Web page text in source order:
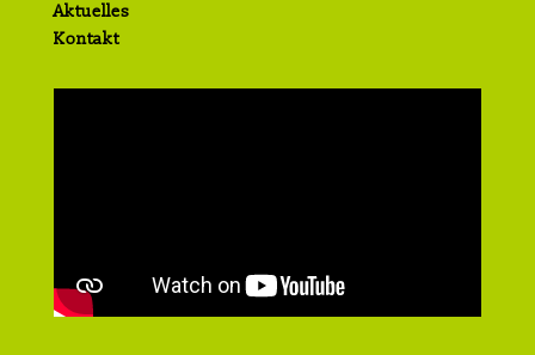
Aktuelles
Kontakt